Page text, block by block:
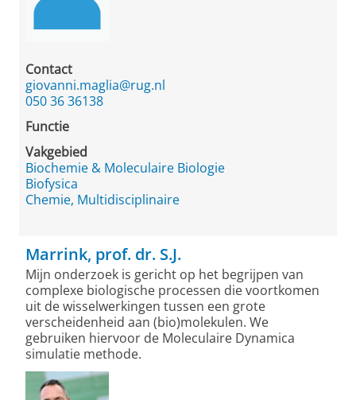
Contact
giovanni.maglia@rug.nl
050 36 36138
Functie
Vakgebied
Biochemie & Moleculaire Biologie
Biofysica
Chemie, Multidisciplinaire
Marrink, prof. dr. S.J.
Mijn onderzoek is gericht op het begrijpen van
complexe biologische processen die voortkomen
uit de wisselwerkingen tussen een grote
verscheidenheid aan (bio)molekulen. We
gebruiken hiervoor de Moleculaire Dynamica
simulatie methode.